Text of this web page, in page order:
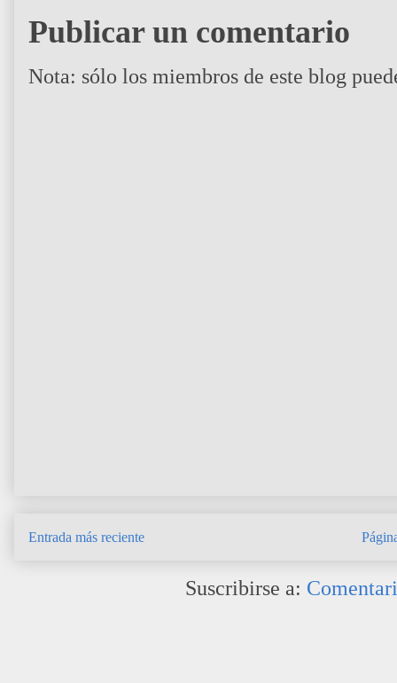
Publicar un comentario
Nota: sólo los miembros de este blog
Entrada más reciente
Suscribirse a: